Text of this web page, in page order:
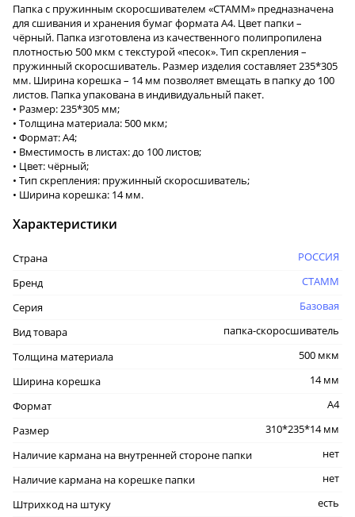
Папка с пружинным скоросшивателем «СТАММ» предназначена
для сшивания и хранения бумаг формата А4. Цвет папки –
чёрный. Папка изготовлена из качественного полипропилена
плотностью 500 мкм с текстурой «песок». Тип скрепления –
пружинный скоросшиватель. Размер изделия составляет 235*305
мм. Ширина корешка – 14 мм позволяет вмещать в папку до 100
листов. Папка упакована в индивидуальный пакет.
• Размер: 235*305 мм;
• Толщина материала: 500 мкм;
• Формат: А4;
• Вместимость в листах: до 100 листов;
• Цвет: чёрный;
• Тип скрепления: пружинный скоросшиватель;
• Ширина корешка: 14 мм.
Характеристики
Страна
РОССИЯ
Бренд
СТАММ
Серия
Базовая
Вид товара
папка-скоросшиватель
Толщина материала
500 мкм
Ширина корешка
14 мм
Формат
А4
Размер
310*235*14 мм
Наличие кармана на внутренней стороне папки
нет
Наличие кармана на корешке папки
нет
Штрихкод на штуку
есть